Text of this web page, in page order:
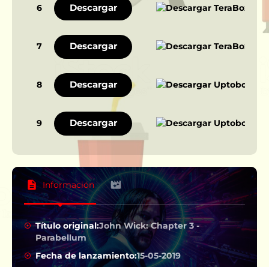
6 Descargar
7 Descargar
8 Descargar
9 Descargar
Información
Título original:John Wick: Chapter 3 -
Parabellum
Fecha de lanzamiento:15-05-2019